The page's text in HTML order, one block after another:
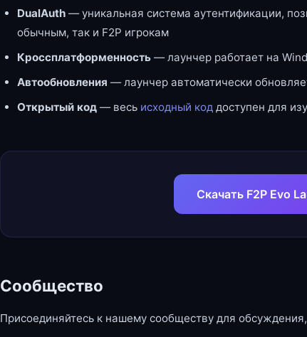
DualAuth — уникальная система аутентификации,
обычным, так и F2P игрокам
Кроссплатформенность — лаунчер работает на
Автообновления — лаунчер автоматически
Открытый код — весь исходный код доступен для
Скачать F2P Evo
Сообщество
Присоединяйтесь к нашему сообществу для